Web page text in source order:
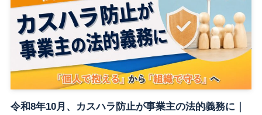
令和8年10月、カスハラ防止が事業主の法的義務に｜